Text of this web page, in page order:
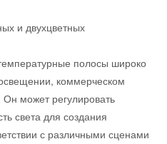
и двухцветных
полосы широко
коммерческом
может регулировать
света для создания
с различными сценами